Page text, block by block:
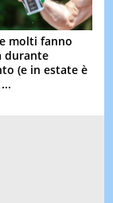
molti fanno
durante
(e in estate è